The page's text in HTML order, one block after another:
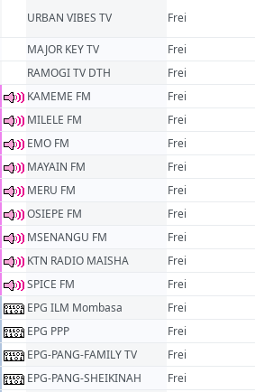
URBAN VIBES TV
Frei
MAJOR KEY TV Frei
RAMOGI TV DTH
Frei
KAMEME FM
Frei
MILELE FM
Frei
EMO FM
Frei
MAYAIN FM
Frei
MERU FM
Frei
OSIEPE FM
Frei
MSENANGU FM
Frei
KTN RADIO MAISHA
Frei
SPICE FM
Frei
EPG ILM Mombasa
Frei
EPG PPP
Frei
EPG-PANG-FAMILY TV
Frei
EPG-PANG-SHEIKINAH
Frei